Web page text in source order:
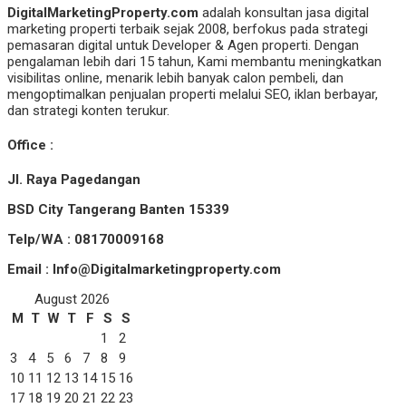
DigitalMarketingProperty.com adalah konsultan jasa digital
marketing properti terbaik sejak 2008, berfokus pada strategi
pemasaran digital untuk Developer & Agen properti. Dengan
pengalaman lebih dari 15 tahun, Kami membantu meningkatkan
visibilitas online, menarik lebih banyak calon pembeli, dan
mengoptimalkan penjualan properti melalui SEO, iklan berbayar,
dan strategi konten terukur.
Office :
Jl. Raya Pagedangan
BSD City Tangerang Banten 15339
Telp/WA : 08170009168
Email : Info@Digitalmarketingproperty.com
August 2026
M T W T F S
S
1
2
3
4 5 6 7 8
9
10 11 12 13 14 15 16
17 18 19 20 21 22 23